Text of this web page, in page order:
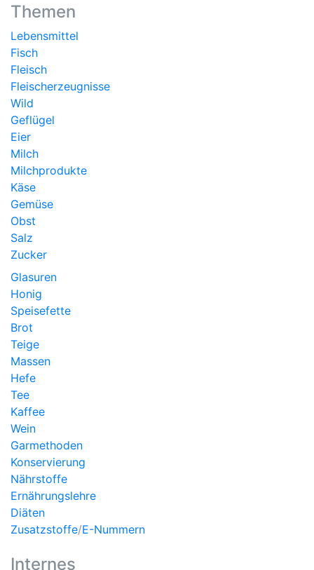
Themen
Lebensmittel
Fisch
Fleisch
Fleischerzeugnisse
Wild
Geflügel
Eier
Milch
Milchprodukte
Käse
Gemüse
Obst
Salz
Zucker
Glasuren
Honig
Speisefette
Brot
Teige
Massen
Hefe
Tee
Kaffee
Wein
Garmethoden
Konservierung
Nährstoffe
Ernährungslehre
Diäten
Zusatzstoffe/E-Nummern
Internes